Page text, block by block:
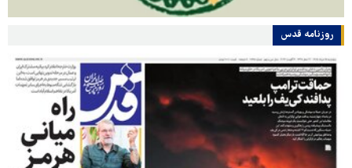
روزنامه قدس